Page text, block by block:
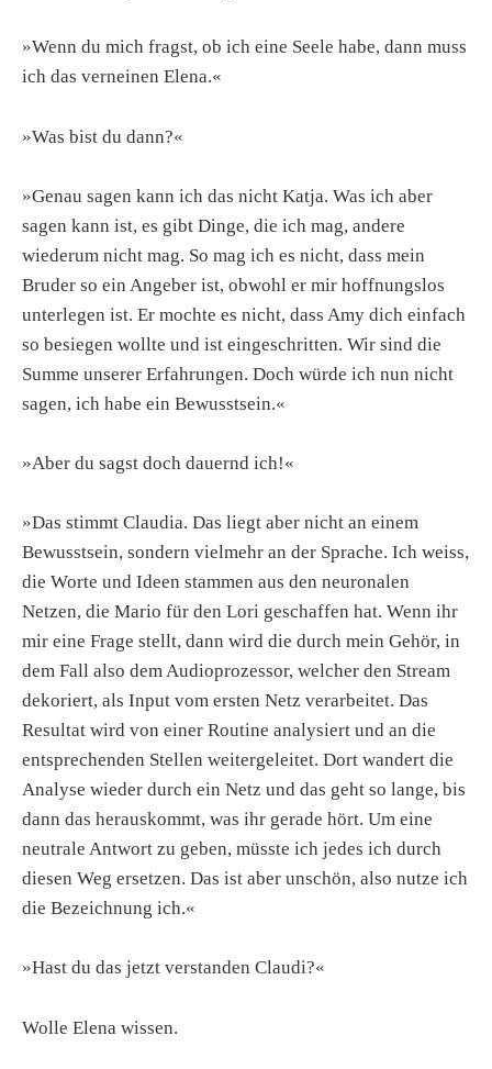
»Wenn du mich fragst, ob ich eine Seele habe, dann muss
ich das verneinen Elena.«
»Was bist du dann?«
»Genau sagen kann ich das nicht Katja. Was ich aber
sagen kann ist, es gibt Dinge, die ich mag, andere
wiederum nicht mag. So mag ich es nicht, dass mein
Bruder so ein Angeber ist, obwohl er mir hoffnungslos
unterlegen ist. Er mochte es nicht, dass Amy dich einfach
so besiegen wollte und ist eingeschritten. Wir sind die
Summe unserer Erfahrungen. Doch würde ich nun nicht
sagen, ich habe ein Bewusstsein.«
»Aber du sagst doch dauernd ich!«
»Das stimmt Claudia. Das liegt aber nicht an einem
Bewusstsein, sondern vielmehr an der Sprache. Ich weiss,
die Worte und Ideen stammen aus den neuronalen
Netzen, die Mario für den Lori geschaffen hat. Wenn ihr
mir eine Frage stellt, dann wird die durch mein Gehör, in
dem Fall also dem Audioprozessor, welcher den Stream
dekoriert, als Input vom ersten Netz verarbeitet. Das
Resultat wird von einer Routine analysiert und an die
entsprechenden Stellen weitergeleitet. Dort wandert die
Analyse wieder durch ein Netz und das geht so lange, bis
dann das herauskommt, was ihr gerade hört. Um eine
neutrale Antwort zu geben, müsste ich jedes ich durch
diesen Weg ersetzen. Das ist aber unschön, also nutze ich
die Bezeichnung ich.«
»Hast du das jetzt verstanden Claudi?«
Wolle Elena wissen.